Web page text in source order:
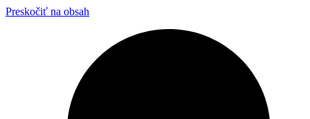
Preskočiť na obsah